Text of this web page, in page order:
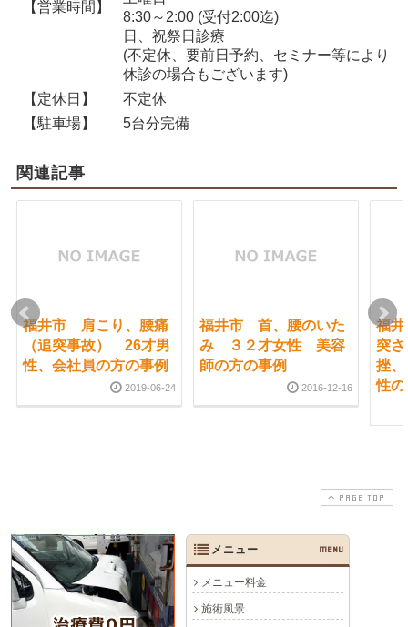
【営業時間】
8:30～2:00 (受付2:00迄)
日、祝祭日診療
(不定休、要前日予約、セミナー等により
休診の場合もございます)
【定休日】
不定休
【駐車場】
5台分完備
関連記事
福井市 肩こり、腰痛
（追突事故） 26才男
性、会社員の方の事例
2019-06-24
福井市 首、腰のいた
み ３２才女性 美容
師の方の事例
2016-12-16
福
突
挫
性
PAGE TOP
メニュー MENU
メニュー料金
施術風景